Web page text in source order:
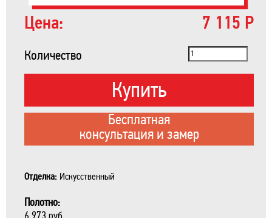
Цена: 7 115 Р
Количество
Купить
Бесплатная
консультация и замер
Отделка: Искусственный
Полотно: